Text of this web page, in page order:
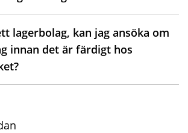
lagerbolag, kan jag ansöka om
innan det är färdigt hos